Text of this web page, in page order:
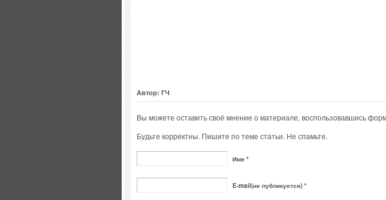
Автор: ГЧ
Вы можете оставить своё мнение о материале, воспользовавшись
Будьте корректны. Пишите по теме статьи. Не спамьте.
Имя *
E-mail(не публикуется) *